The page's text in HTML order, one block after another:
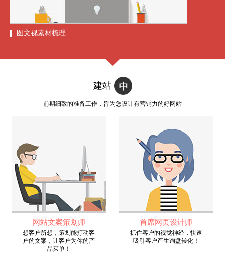
图文视素材梳理
建站
前期细致的准备工作，旨为您设计有营销力的好网站
网站文案策划师
想客户所想，策划能打动客
户的文案，让客户为你的产
品买单！
首席网页设计师
抓住客户的视觉神经，快速
吸引客户产生询盘转化！